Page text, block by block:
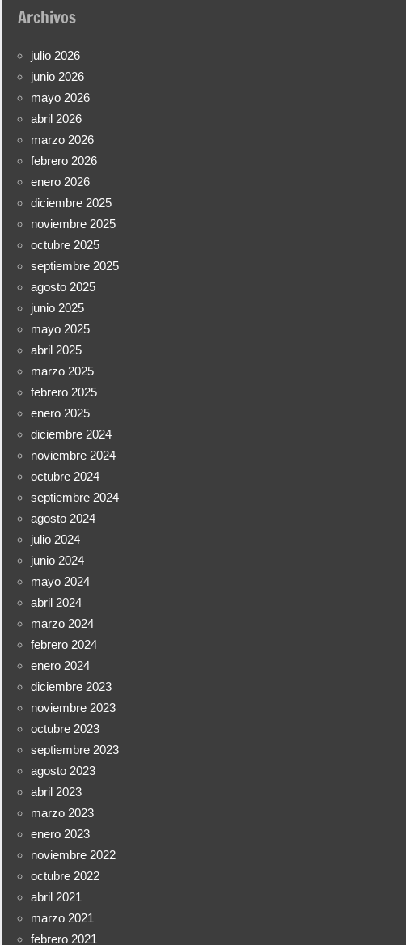
Archivos
julio 2026
junio 2026
mayo 2026
abril 2026
marzo 2026
febrero 2026
enero 2026
diciembre 2025
noviembre 2025
octubre 2025
septiembre 2025
agosto 2025
junio 2025
mayo 2025
abril 2025
marzo 2025
febrero 2025
enero 2025
diciembre 2024
noviembre 2024
octubre 2024
septiembre 2024
agosto 2024
julio 2024
junio 2024
mayo 2024
abril 2024
marzo 2024
febrero 2024
enero 2024
diciembre 2023
noviembre 2023
octubre 2023
septiembre 2023
agosto 2023
abril 2023
marzo 2023
enero 2023
noviembre 2022
octubre 2022
abril 2021
marzo 2021
febrero 2021